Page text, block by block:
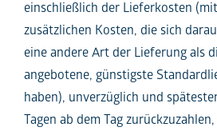
einschließlich der Lieferkosten
zusätzlichen Kosten, die sich
eine andere Art der Lieferung als
angebotene, günstigste
haben), unverzüglich und
Tagen ab dem Tag